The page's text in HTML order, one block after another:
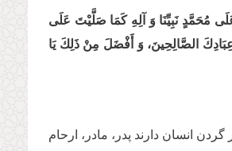
مُحَمَّدٍ نَبِیِّنَا وَ آلِهِ كَمَا صَلَّیْتَ‏ عَلَى‏
الصَّالِحِینَ، وَ أَفْضَلَ مِنْ ذَلِكَ یَا
انسان دارند پدر، مادر، ارحام